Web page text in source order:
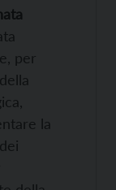
per
la